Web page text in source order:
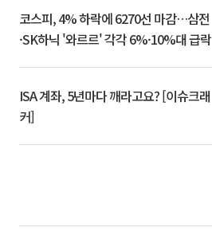
코스피, 4% 하락에 6270선 마감…삼전
·SK하닉 '와르르' 각각 6%·10%대 급락
ISA 계좌, 5년마다 깨라고요? [이슈크래
커]